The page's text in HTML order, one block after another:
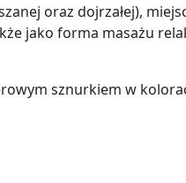
oraz dojrzałej),
jako forma masażu
sznurkiem w